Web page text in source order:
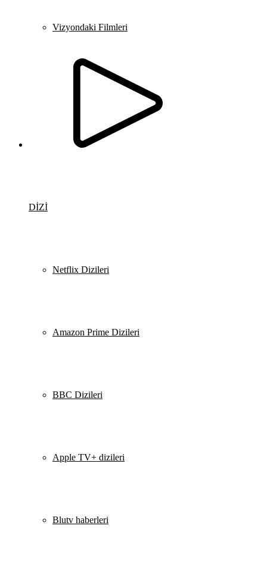
Vizyondaki Filmleri
DİZİ
Netflix Dizileri
Amazon Prime Dizileri
BBC Dizileri
Apple TV+ dizileri
Blutv haberleri